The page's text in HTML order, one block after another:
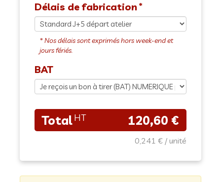
Délais de fabrication
BAT
120,60 €
0,241 €